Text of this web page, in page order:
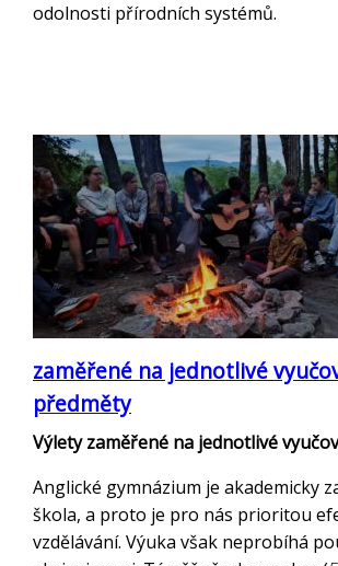
odolnosti přírodních systémů.
zaměřené na jednotlivé
předměty
Výlety zaměřené na jednotlivé
Anglické gymnázium je akademicky
škola, a proto je pro nás prioritou
vzdělávání. Výuka však neprobíhá